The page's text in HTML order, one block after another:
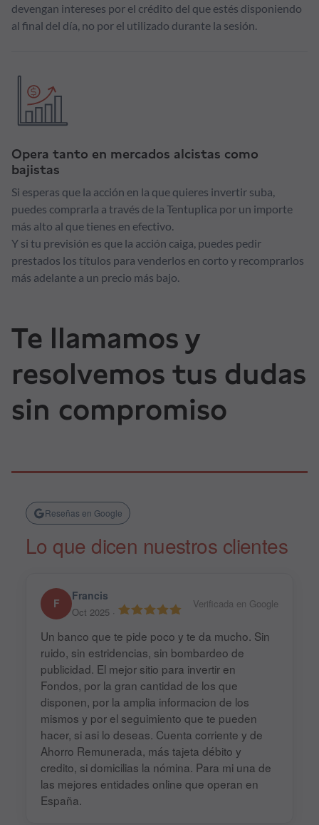
devengan intereses por el crédito del que estés disponiendo
al final del día, no por el utilizado durante la sesión.
Opera tanto en mercados alcistas como
bajistas
Si esperas que la acción en la que quieres invertir suba,
puedes comprarla a través de la Tentuplica por un importe
más alto al que tienes en efectivo.
Y si tu previsión es que la acción caiga, puedes pedir
prestados los títulos para venderlos en corto y recomprarlos
más adelante a un precio más bajo.
Te llamamos y
resolvemos tus dudas
sin compromiso
Reseñas en Google
Lo que dicen nuestros clientes
F
Francis
Oct 2025 ·
Verificada en Google
Un banco que te pide poco y te da mucho. Sin
ruido, sin estridencias, sin bombardeo de
publicidad. El mejor sitio para invertir en
Fondos, por la gran cantidad de los que
disponen, por la amplia informacion de los
mismos y por el seguimiento que te pueden
hacer, si asi lo deseas. Cuenta corriente y de
Ahorro Remunerada, más tajeta débito y
credito, si domicilias la nómina. Para mi una de
las mejores entidades online que operan en
España.